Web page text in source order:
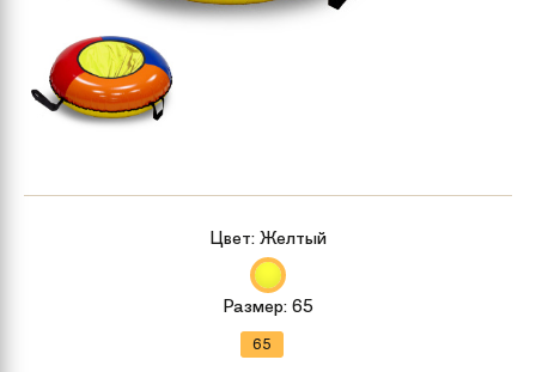
Цвет: Желтый
Размер: 65
65